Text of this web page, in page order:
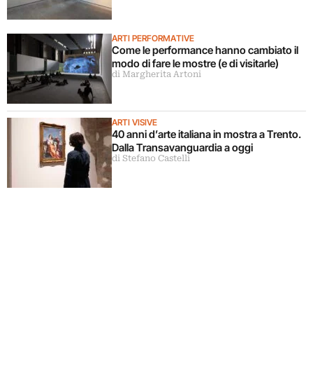
ARTI PERFORMATIVE
Come le performance hanno cambiato il
modo di fare le mostre (e di visitarle)
di Margherita Artoni
ARTI VISIVE
40 anni d’arte italiana in mostra a Trento.
Dalla Transavanguardia a oggi
di Stefano Castelli